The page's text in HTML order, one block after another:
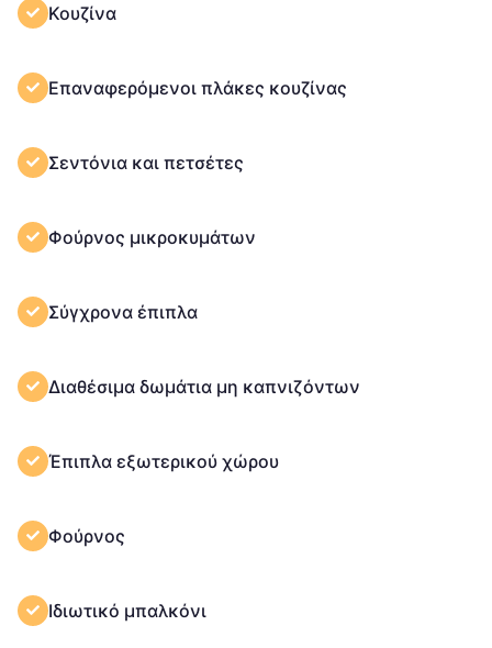
Κουζίνα
Επαναφερόμενοι πλάκες κουζίνας
Σεντόνια και πετσέτες
Φούρνος μικροκυμάτων
Σύγχρονα έπιπλα
Διαθέσιμα δωμάτια μη καπνιζόντων
Έπιπλα εξωτερικού χώρου
Φούρνος
Ιδιωτικό μπαλκόνι